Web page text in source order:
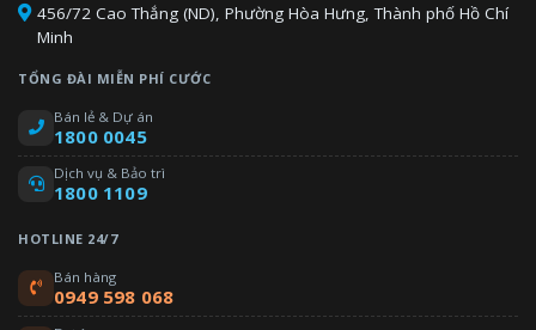
456/72 Cao Thắng (ND), Phường Hòa Hưng, Thành phố Hồ Chí
Minh
TỔNG ĐÀI MIỄN PHÍ CƯỚC
Bán lẻ & Dự án
1800 0045
Dịch vụ & Bảo trì
1800 1109
HOTLINE 24/7
Bán hàng
0949 598 068